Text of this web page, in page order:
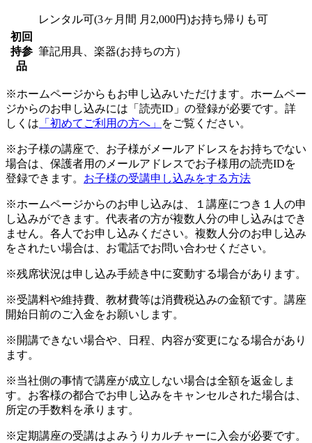
レンタル可(3ヶ月間 月2,000円)お持ち帰りも可
初回
持参
品
筆記用具、楽器(お持ちの方）
※ホームページからもお申し込みいただけます。ホームペー
ジからのお申し込みには「読売ID」の登録が必要です。詳
しくは 「初めてご利用の方へ」 をご覧ください。
※お子様の講座で、お子様がメールアドレスをお持ちでない
場合は、保護者用のメールアドレスでお子様用の読売IDを
登録できます。 お子様の受講申し込みをする方法
※ホームページからのお申し込みは、１講座につき１人の申
し込みができます。代表者の方が複数人分の申し込みはでき
ません。各人でお申し込みください。複数人分のお申し込み
をされたい場合は、お電話でお問い合わせください。
※残席状況は申し込み手続き中に変動する場合があります。
※受講料や維持費、教材費等は消費税込みの金額です。講座
開始日前のご入金をお願いします。
※開講できない場合や、日程、内容が変更になる場合があり
ます。
※当社側の事情で講座が成立しない場合は全額を返金しま
す。お客様の都合でお申し込みをキャンセルされた場合は、
所定の手数料を承ります。
※定期講座の受講はよみうりカルチャーに入会が必要です。